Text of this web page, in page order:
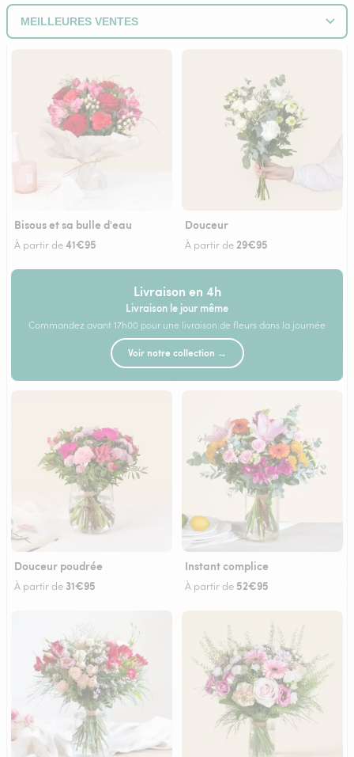
Bisous et sa bulle d'eau
À partir de41€95
Douceur
À partir de 29€95
Livraison en 4h
Livraison le jour même
Commandez avant 17h00 pour une livraison de fleurs dans la journée
Voir notre collection →
Douceur poudrée
À partir de 31€95
Instant complice
À partir de 52€95